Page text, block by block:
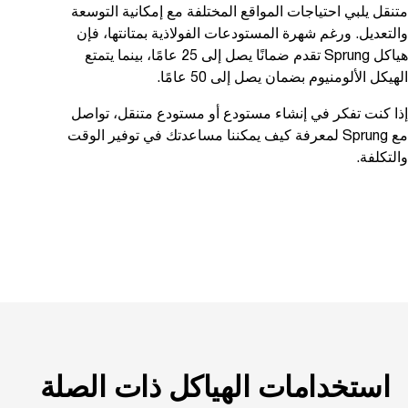
يلبي احتياجات المواقع المختلفة مع إمكانية التوسعة
ورغم شهرة المستودعات الفولاذية بمتانتها، فإن
هياكل Sprung تقدم ضمانًا يصل إلى 25 عامًا، بينما يتمتع
الألومنيوم بضمان يصل إلى 50 عامًا.
كنت تفكر في إنشاء مستودع أو مستودع متنقل، تواصل
مع Sprung لمعرفة كيف يمكننا مساعدتك في توفير الوقت
استخدامات الهياكل ذات الصلة